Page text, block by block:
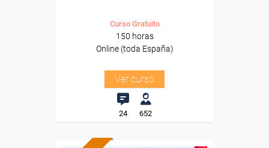
Curso Gratuito
150 horas
Online (toda España)
Ver curso
24 652